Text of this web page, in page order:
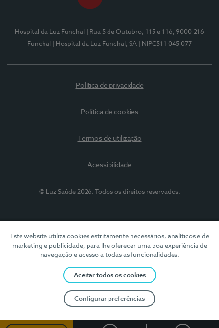
Este website utiliza cookies estritamente necessários, analíticos e de
marketing e publicidade, para lhe oferecer uma boa experiência de
navegação e acesso a todas as funcionalidades.
Aceitar todos os cookies
Configurar preferências
Hospital da Luz Funchal
| Rua 5 de Outubro, 115 e 116, 9000-216
Funchal
| Hospital da Luz Funchal, SA | NIPC511 045 077
Política de privacidade
Política de cookies
Termos de utilização
Acessibilidade
© Luz Saúde 2026. Todos os direitos reservados.